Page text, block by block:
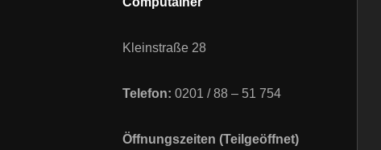
Kleinstraße 28
Telefon: 0201 / 88 – 51 754
Öffnungszeiten (Teilgeöffnet)